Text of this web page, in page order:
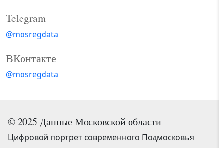
Telegram
@mosregdata
ВКонтакте
@mosregdata
© 2025 Данные Московской области
Цифровой портрет современного Подмосковья